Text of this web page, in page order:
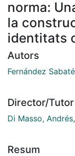
norma:
la
identitats
Autors
Fernández
Director/Tutor
Di Masso,
Resum